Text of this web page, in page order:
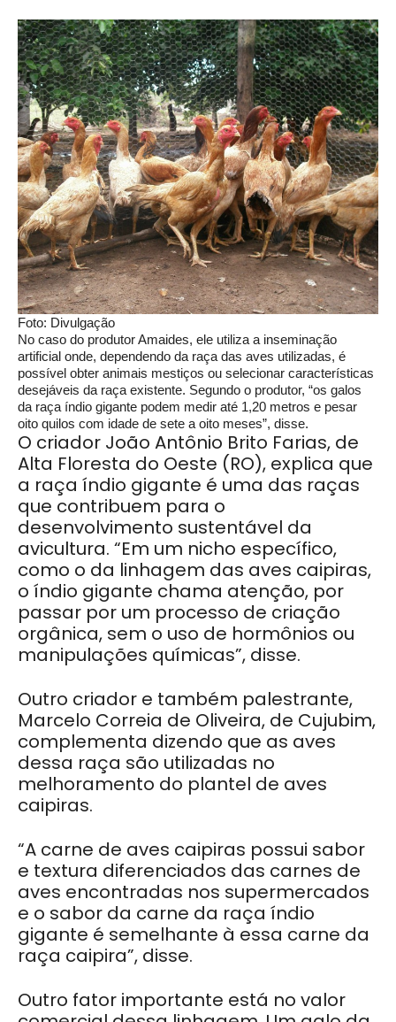
Foto: Divulgação
No caso do produtor Amaides, ele utiliza a inseminação
artificial onde, dependendo da raça das aves utilizadas, é
possível obter animais mestiços ou selecionar características
desejáveis da raça existente. Segundo o produtor, “os galos
da raça índio gigante podem medir até 1,20 metros e pesar
oito quilos com idade de sete a oito meses”, disse.
O criador João Antônio Brito Farias, de
Alta Floresta do Oeste (RO), explica que
a raça índio gigante é uma das raças
que contribuem para o
desenvolvimento sustentável da
avicultura. “Em um nicho específico,
como o da linhagem das aves caipiras,
o índio gigante chama atenção, por
passar por um processo de criação
orgânica, sem o uso de hormônios ou
manipulações químicas”, disse.
Outro criador e também palestrante,
Marcelo Correia de Oliveira, de Cujubim,
complementa dizendo que as aves
dessa raça são utilizadas no
melhoramento do plantel de aves
caipiras.
“A carne de aves caipiras possui sabor
e textura diferenciados das carnes de
aves encontradas nos supermercados
e o sabor da carne da raça índio
gigante é semelhante à essa carne da
raça caipira”, disse.
Outro fator importante está no valor